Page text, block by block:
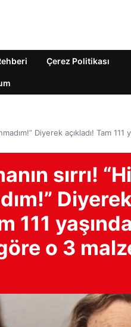
Çerez Politikası
Diyerek açıkladı! Tam 111
sırrı!
111
o 3